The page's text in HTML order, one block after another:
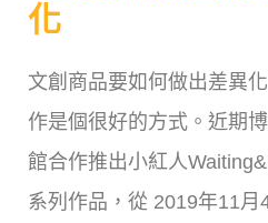
化
文創商品要如何做出差異
作是個很好的方式。近期
館合作推出小紅人
系列作品，從 2019年11月